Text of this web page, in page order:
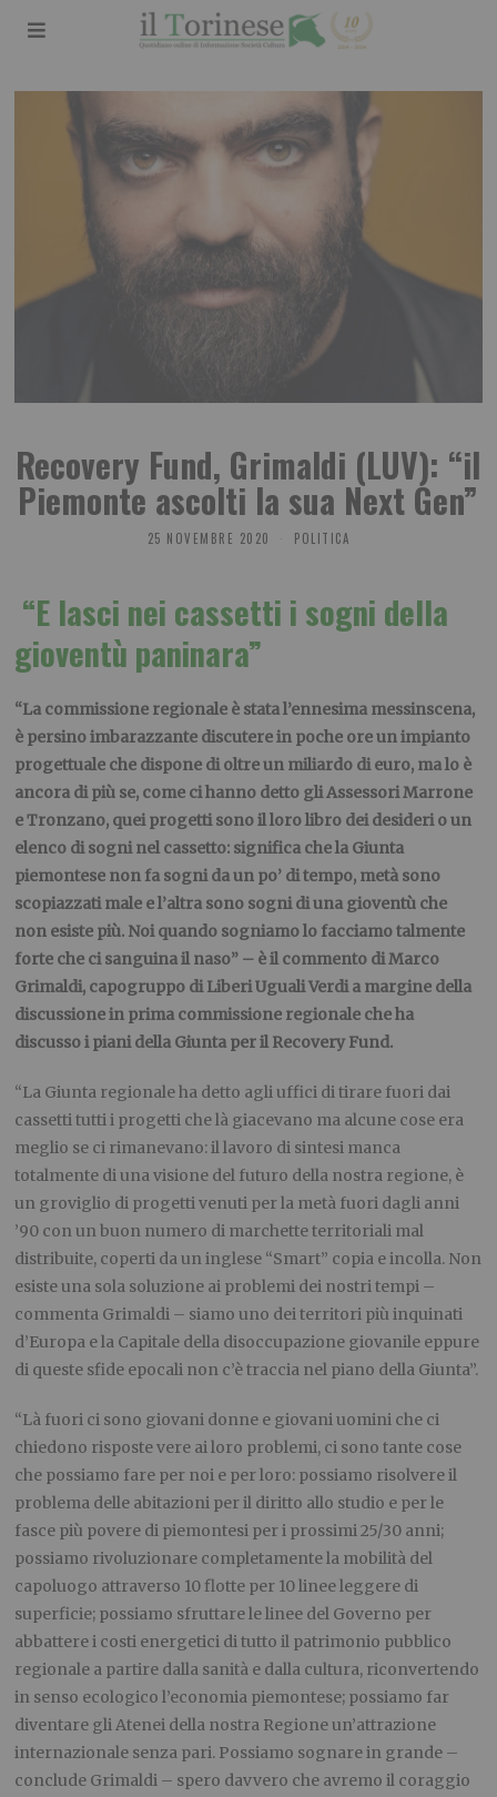
Recovery Fund, Grimaldi (LUV): “il
Piemonte ascolti la sua Next Gen”
25 NOVEMBRE 2020 POLITICA
“E lasci nei cassetti i sogni della
gioventù paninara”
“La commissione regionale è stata l’ennesima messinscena,
è persino imbarazzante discutere in poche ore un impianto
progettuale che dispone di oltre un miliardo di euro, ma lo è
ancora di più se, come ci hanno detto gli Assessori Marrone
e Tronzano, quei progetti sono il loro libro dei desideri o un
elenco di sogni nel cassetto: significa che la Giunta
piemontese non fa sogni da un po’ di tempo, metà sono
scopiazzati male e l’altra sono sogni di una gioventù che
non esiste più. Noi quando sogniamo lo facciamo talmente
forte che ci sanguina il naso” – è il commento di Marco
Grimaldi, capogruppo di Liberi Uguali Verdi a margine della
discussione in prima commissione regionale che ha
discusso i piani della Giunta per il Recovery Fund.
“La Giunta regionale ha detto agli uffici di tirare fuori dai
cassetti tutti i progetti che là giacevano ma alcune cose era
meglio se ci rimanevano: il lavoro di sintesi manca
totalmente di una visione del futuro della nostra regione, è
un groviglio di progetti venuti per la metà fuori dagli anni
’90 con un buon numero di marchette territoriali mal
distribuite, coperti da un inglese “Smart” copia e incolla. Non
esiste una sola soluzione ai problemi dei nostri tempi –
commenta Grimaldi – siamo uno dei territori più inquinati
d’Europa e la Capitale della disoccupazione giovanile eppure
di queste sfide epocali non c’è traccia nel piano della Giunta”.
“Là fuori ci sono giovani donne e giovani uomini che ci
chiedono risposte vere ai loro problemi, ci sono tante cose
che possiamo fare per noi e per loro: possiamo risolvere il
problema delle abitazioni per il diritto allo studio e per le
fasce più povere di piemontesi per i prossimi 25/30 anni;
possiamo rivoluzionare completamente la mobilità del
capoluogo attraverso 10 flotte per 10 linee leggere di
superficie; possiamo sfruttare le linee del Governo per
abbattere i costi energetici di tutto il patrimonio pubblico
regionale a partire dalla sanità e dalla cultura, riconvertendo
in senso ecologico l’economia piemontese; possiamo far
diventare gli Atenei della nostra Regione un’attrazione
internazionale senza pari. Possiamo sognare in grande –
conclude Grimaldi – spero davvero che avremo il coraggio